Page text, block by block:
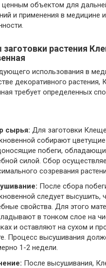
ценным объектом для
и применения в медицине
растения
использования в
декоративного растения,
требует определенных
сырья: Для заготовки
собирают цветущие
побеги,
силой. Сбор
созревания
После сбора
следует высушить,
свойства. Для этого
в тонком слое на
и оставляют на сухом и
Процесс высушивания
1-2 недели.
После высушивания,